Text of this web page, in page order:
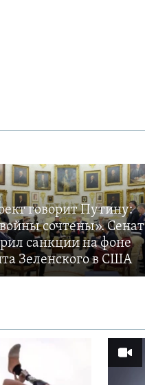
говорит Путину:
сочтены». Сенат
санкции на фоне
Зеленского в США